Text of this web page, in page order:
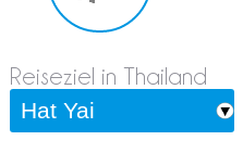
Reiseziel in Thailand